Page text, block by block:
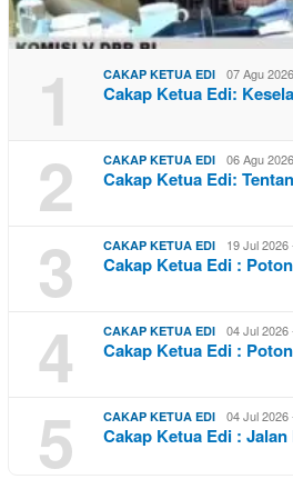
1 CAKAP KETUA EDI 07 Agu
Cakap Ketua Edi:
2 CAKAP KETUA EDI 06 Agu
Cakap Ketua Edi:
3 CAKAP KETUA EDI 19 Jul
Cakap Ketua Edi :
4 CAKAP KETUA EDI 04 Jul 2026
Cakap Ketua Edi :
5 CAKAP KETUA EDI 04 Jul 2026
Cakap Ketua Edi :